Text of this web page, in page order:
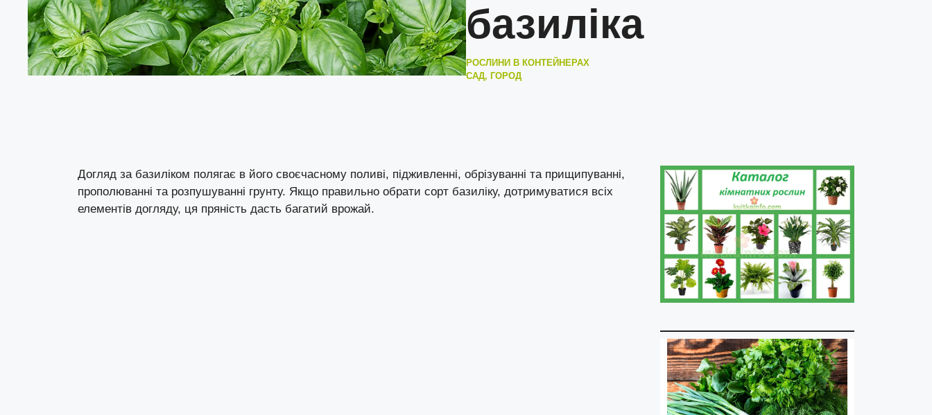
базиліка
РОСЛИНИ В КОНТЕЙНЕРАХ
САД, ГОРОД
Догляд за базиліком полягає в його своєчасному поливі, підживленні, обрізуванні та прищипуванні,
прополюванні та розпушуванні грунту. Якщо правильно обрати сорт базиліку, дотримуватися всіх
елементів догляду, ця пряність дасть багатий врожай.